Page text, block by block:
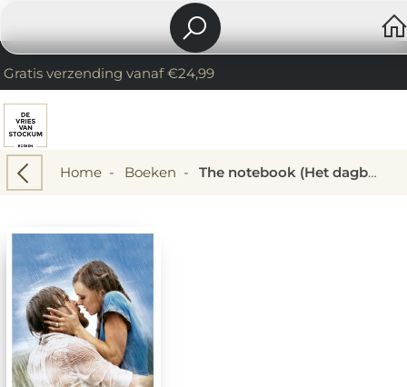
Gratis verzending vanaf €24,99
Home- Boeken - The notebook (Het dagboek)